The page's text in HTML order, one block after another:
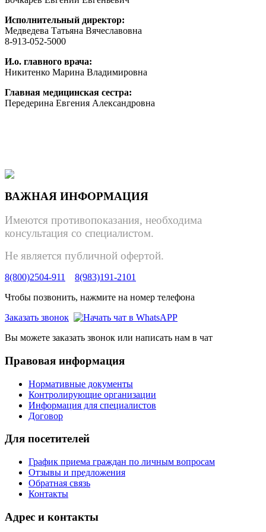
Исполнительный директор:
Медведева Татьяна Вячеславовна
8-913-052-5000
И.о. главного врача:
Никитенко Марина Владимировна
Главная медицинская сестра:
Передерина Евгения Александровна
ВАЖНАЯ ИНФОРМАЦИЯ
Имеются противопоказания, необходима
консультация со специалистом.
Не является публичной офертой.
8(800)2504-911
8(983)191-2101
Чтобы позвонить, нажмите на номер телефона
Заказать звонок
Вы можете заказать звонок или написать нам в чат
Правовая информация
Нормативные документы
Контролирующие организации
Информация для специалистов
Договор
Для посетителей
График приема граждан по личным вопросам
Отзывы и предложения
Обратная связь
Контакты
Адрес и контакты